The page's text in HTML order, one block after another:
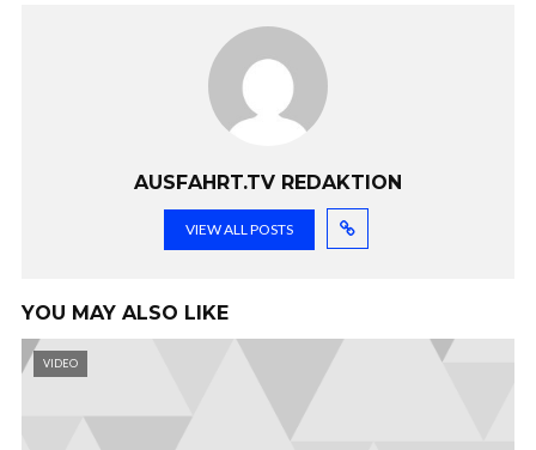
AUSFAHRT.TV REDAKTION
VIEW ALL POSTS
YOU MAY ALSO LIKE
VIDEO